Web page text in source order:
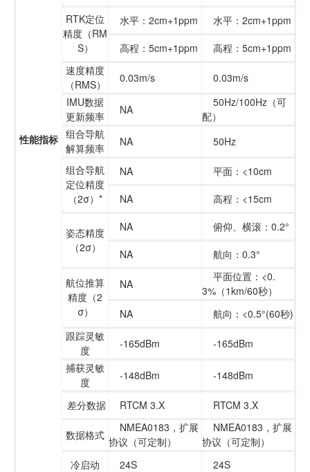
性能指标
RTK定位
精度（RM
S）
水平：2cm+1ppm
水平：2cm+1ppm
高程：5cm+1ppm
高程：5cm+1ppm
速度精度
（RMS）
0.03m/s
0.03m/s
IMU数据
更新频率
NA
50Hz/100Hz（可
配）
组合导航
解算频率
NA 50Hz
组合导航
定位精度
（2σ）*
NA
平面：<10cm
NA
高程：<15cm
姿态精度
（2σ）
NA
俯仰、横滚：0.2°
NA
航向：0.3°
航位推算
精度（2
σ）
NA
平面位置：<0.
3%（1km/60秒）
NA
航向：<0.5°(60秒)
跟踪灵敏
度
-165dBm
-165dBm
捕获灵敏
度
-148dBm -148dBm
差分数据 RTCM 3.X RTCM 3.X
数据格式
NMEA0183，扩展
协议（可定制）
NMEA0183，扩展
协议（可定制）
冷启动
24S
24S